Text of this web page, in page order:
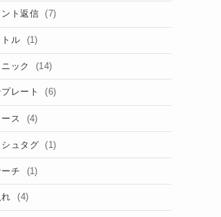
ント返信 (7)
トル (1)
ック (14)
プレート (6)
ース (4)
シュタグ (1)
ーチ (1)
(4)